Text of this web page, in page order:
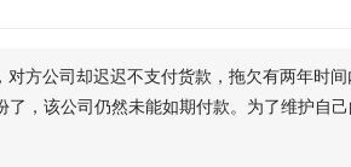
方公司却迟迟不支付货款，拖欠有两年时
，该公司仍然未能如期付款。为了维护自